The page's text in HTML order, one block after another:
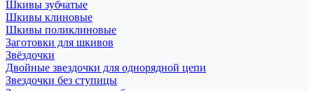
Шкивы зубчатые
Шкивы клиновые
Шкивы поликлиновые
Заготовки для шкивов
Звёздочки
Двойные звездочки для однорядной цепи
Звездочки без ступицы